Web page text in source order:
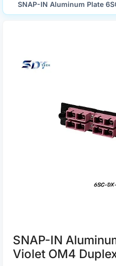
SNAP-IN Aluminum Plate
SNAP-IN
Violet OM4